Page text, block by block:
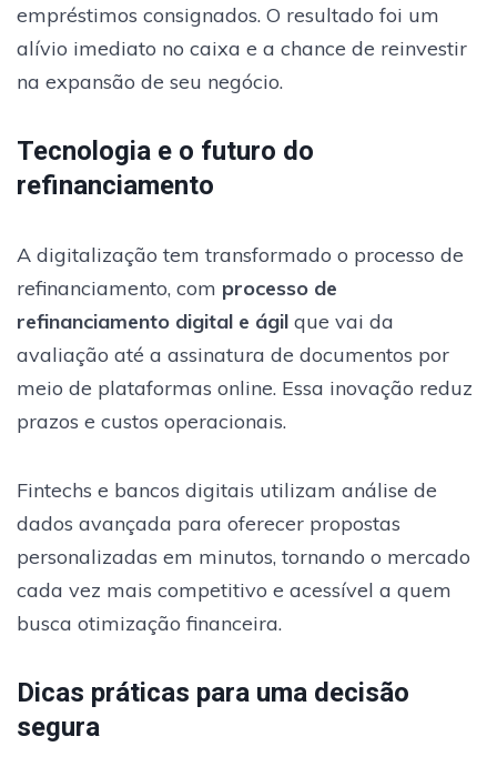
empréstimos consignados. O resultado foi um
alívio imediato no caixa e a chance de reinvestir
na expansão de seu negócio.
Tecnologia e o futuro do
refinanciamento
A digitalização tem transformado o processo de
refinanciamento, com processo de
refinanciamento digital e ágil que vai da
avaliação até a assinatura de documentos por
meio de plataformas online. Essa inovação reduz
prazos e custos operacionais.
Fintechs e bancos digitais utilizam análise de
dados avançada para oferecer propostas
personalizadas em minutos, tornando o mercado
cada vez mais competitivo e acessível a quem
busca otimização financeira.
Dicas práticas para uma decisão
segura